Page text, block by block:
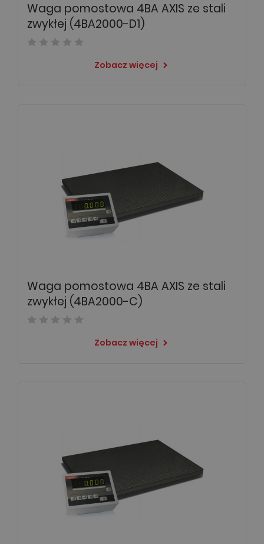
Waga pomostowa 4BA AXIS ze stali
zwykłej (4BA2000-D1)
Zobacz więcej keyboard_arrow_right
Waga pomostowa 4BA AXIS ze stali
zwykłej (4BA2000-C)
Zobacz więcej keyboard_arrow_right